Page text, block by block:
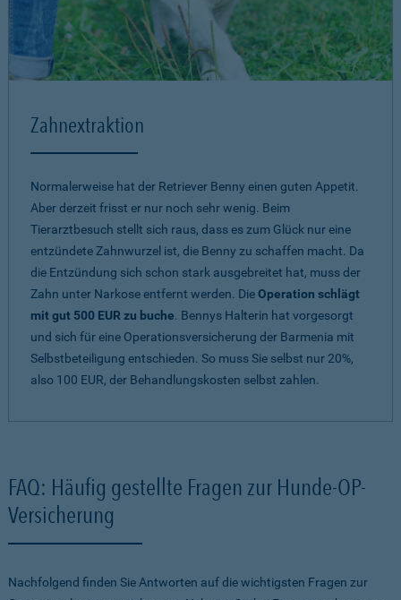
Zahnextraktion
Normalerweise hat der Retriever Benny einen guten Appetit.
Aber derzeit frisst er nur noch sehr wenig. Beim
Tierarztbesuch stellt sich raus, dass es zum Glück nur eine
entzündete Zahnwurzel ist, die Benny zu schaffen macht. Da
die Entzündung sich schon stark ausgebreitet hat, muss der
Zahn unter Narkose entfernt werden. DieOperation schlägt
mit gut 500 EUR zu buche. Bennys Halterin hat vorgesorgt
und sich für eine Operationsversicherung der Barmenia mit
Selbstbeteiligung entschieden. So muss Sie selbst nur 20%,
also 100 EUR, der Behandlungskosten selbst zahlen.
FAQ: Häufig gestellte Fragen zur Hunde-OP-
Versicherung
Nachfolgend finden Sie Antworten auf die wichtigsten Fragen zur